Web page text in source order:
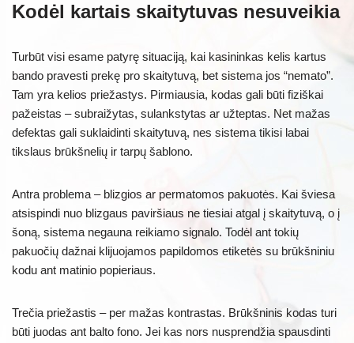
Kodėl kartais skaitytuvas nesuveikia
Turbūt visi esame patyrę situaciją, kai kasininkas kelis kartus
bando pravesti prekę pro skaitytuvą, bet sistema jos “nemato”.
Tam yra kelios priežastys. Pirmiausia, kodas gali būti fiziškai
pažeistas – subraižytas, sulankstytas ar užteptas. Net mažas
defektas gali suklaidinti skaitytuvą, nes sistema tikisi labai
tikslaus brūkšnelių ir tarpų šablono.
Antra problema – blizgios ar permatomos pakuotės. Kai šviesa
atsispindi nuo blizgaus paviršiaus ne tiesiai atgal į skaitytuvą, o į
šoną, sistema negauna reikiamo signalo. Todėl ant tokių
pakuočių dažnai klijuojamos papildomos etiketės su brūkšniniu
kodu ant matinio popieriaus.
Trečia priežastis – per mažas kontrastas. Brūkšninis kodas turi
būti juodas ant balto fono. Jei kas nors nusprendžia spausdinti